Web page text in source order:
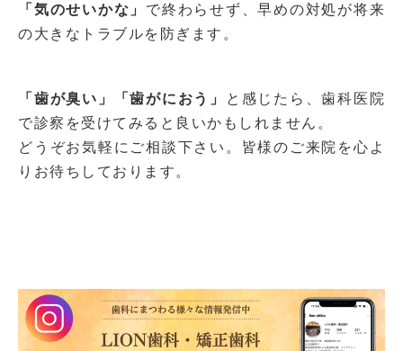
「気のせいかな」 で終わらせず、早めの対処が将来
の大きなトラブルを防ぎます。
「歯が臭い」「歯がにおう」
と感じたら、歯科医院
で診察を受けてみると良いかもしれません。
どうぞお気軽にご相談下さい。皆様のご来院を心よ
りお待ちしております。